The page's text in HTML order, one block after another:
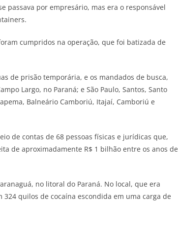
passava por empresário, mas era o responsável
cumpridos na operação, que foi batizada de
de prisão temporária, e os mandados de busca,
Largo, no Paraná; e São Paulo, Santos, Santo
Balneário Camboriú, Itajaí, Camboriú e
de contas de 68 pessoas físicas e jurídicas que,
de aproximadamente R$ 1 bilhão entre os anos de
no litoral do Paraná. No local, que era
quilos de cocaína escondida em uma carga de